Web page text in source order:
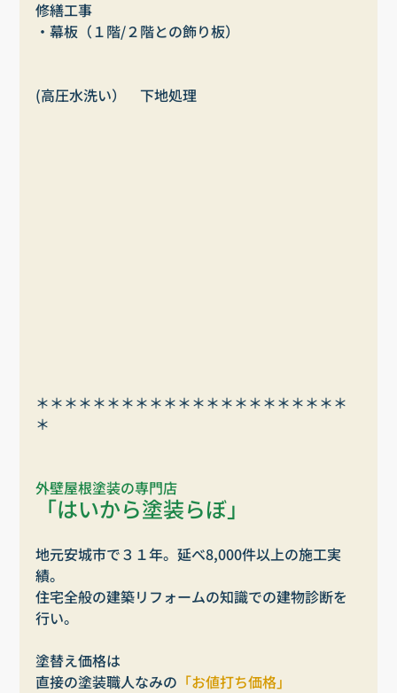
修繕工事
・幕板（１階/２階との飾り板）
(高圧水洗い）　下地処理
＊＊＊＊＊＊＊＊＊＊＊＊＊＊＊＊＊＊＊＊＊＊
＊
外壁屋根塗装の専門店
「はいから塗装らぼ」
地元安城市で３１年。延べ8,000件以上の施工実
績。
住宅全般の建築リフォームの知識での建物診断を
行い。
塗替え価格は
直接の塗装職人なみの 「お値打ち価格」